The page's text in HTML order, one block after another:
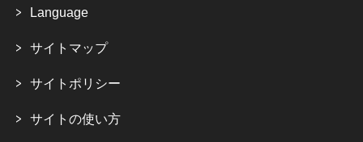
Language
サイトマップ
サイトポリシー
サイトの使い方